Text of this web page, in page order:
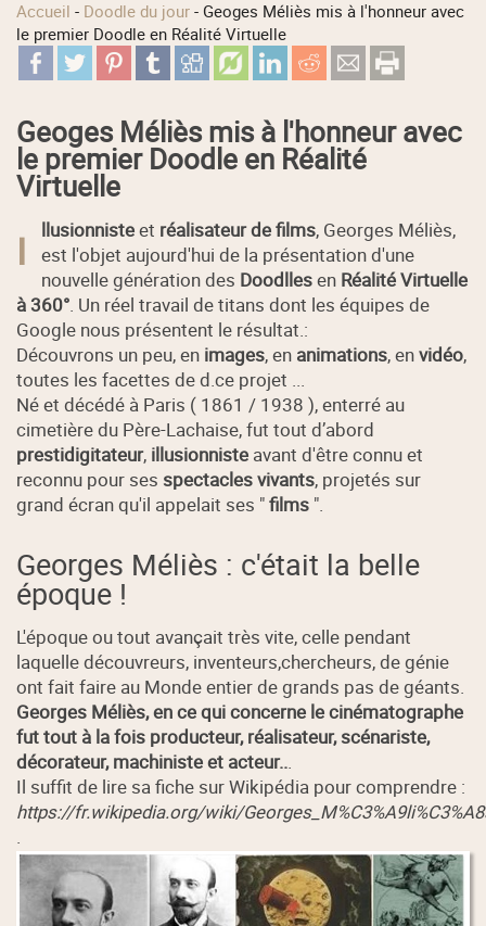
Accueil - Doodle du jour - Geoges Méliès mis à l'honneur avec
le premier Doodle en Réalité Virtuelle
Geoges Méliès mis à l'honneur avec
le premier Doodle en Réalité
Virtuelle
I llusionnisteet réalisateur de films, Georges Méliès,
est l'objet aujourd'hui de la présentation d'une
nouvelle génération des Doodllesen Réalité Virtuelle
à 360° . Un réel travail de titans dont les équipes de
Google nous présentent le résultat.:
Découvrons un peu, en images, en animations, envidéo,
toutes les facettes de d.ce projet ...
Né et décédé à Paris ( 1861 / 1938 ), enterré au
cimetière du Père-Lachaise, fut tout d’abord
prestidigitateur, illusionniste avant d'être connu et
reconnu pour ses spectacles vivants, projetés sur
grand écran qu'il appelait ses "films ".
Georges Méliès : c'était la belle
époque !
L'époque ou tout avançait très vite, celle pendant
laquelle découvreurs, inventeurs,chercheurs, de génie
ont fait faire au Monde entier de grands pas de géants.
Georges Méliès, en ce qui concerne le cinématographe
fut tout à la fois producteur, réalisateur, scénariste,
décorateur, machiniste et acteur...
Il suffit de lire sa fiche sur Wikipédia pour comprendre :
https://fr.wikipedia.org/wiki/
.